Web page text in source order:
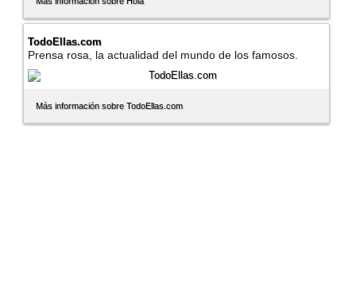
TodoEllas.com
Prensa rosa, la actualidad del mundo de los famosos.
Más información sobre TodoEllas.com